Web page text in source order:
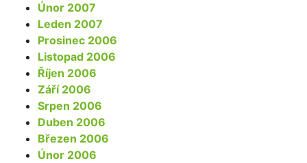
Únor 2007
Leden 2007
Prosinec 2006
Listopad 2006
Říjen 2006
Září 2006
Srpen 2006
Duben 2006
Březen 2006
Únor 2006